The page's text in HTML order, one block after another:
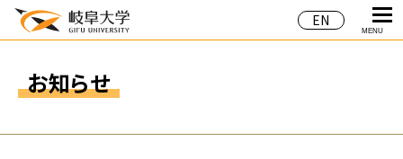
EN
MENU
お知らせ